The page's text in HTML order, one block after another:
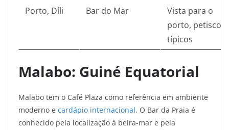
Porto, Díli
Bar do Mar
Vista para o
porto, petiscos
típicos
Malabo: Guiné Equatorial
Malabo tem o Café Plaza como referência em ambiente
moderno e cardápio internacional. O Bar da Praia é
conhecido pela localização à beira-mar e pela